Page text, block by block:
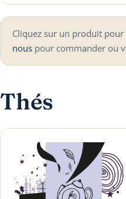
Cliquez sur un produit
nous pour commander ou
Thés